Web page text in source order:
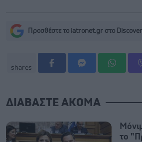
Προσθέστε το iatronet.gr στο Discover
shares
ΔΙΑΒΑΣΤΕ ΑΚΟΜΑ
το